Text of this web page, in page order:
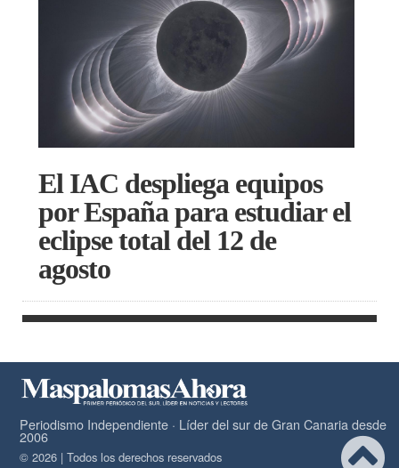
El IAC despliega equipos
por España para estudiar el
eclipse total del 12 de
agosto
Periodismo Independiente · Líder del sur de Gran Canaria desde
2006
© 2026 | Todos los derechos reservados